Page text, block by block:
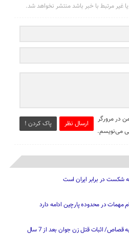
غیر مرتبط با خبر باشد منتشر نخواهد شد.
ارسال نظر پاک کردن !
در مرورگر
می‌نویسم.
شکست در برابر ایران است
مهمات در محدوده پارچین ادامه دارد
اثبات قتل زن جوان بعد از 7 سال